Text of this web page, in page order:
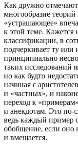
Как дружно отмечают
многообразие
«устрашающее»
к этой теме. Кажется
классификации, в
подчеркивает ту или
принципиально
таких исследований
но как будто
начиная с
и «частных», и
переход к
и анекдотам. Это по-
ведь каждый пример
обобщение, если оно
и вмещается.